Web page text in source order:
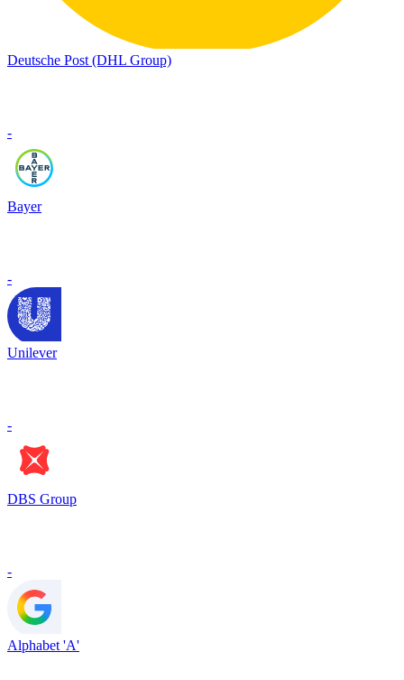
Deutsche Post (DHL Group)
-
Bayer
-
Unilever
-
DBS Group
-
Alphabet 'A'